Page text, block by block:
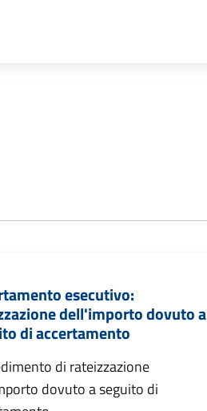
esecutivo:
dell'importo dovuto a
di accertamento
di rateizzazione
dovuto a seguito di